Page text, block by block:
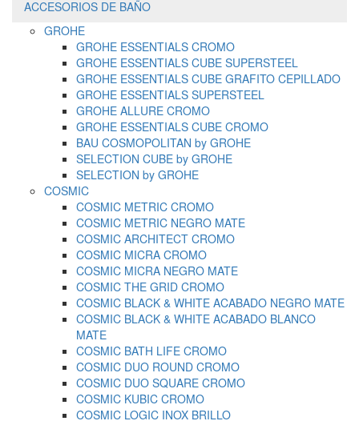
ACCESORIOS DE BAÑO
GROHE
GROHE ESSENTIALS CROMO
GROHE ESSENTIALS CUBE SUPERSTEEL
GROHE ESSENTIALS CUBE GRAFITO CEPILLADO
GROHE ESSENTIALS SUPERSTEEL
GROHE ALLURE CROMO
GROHE ESSENTIALS CUBE CROMO
BAU COSMOPOLITAN by GROHE
SELECTION CUBE by GROHE
SELECTION by GROHE
COSMIC
COSMIC METRIC CROMO
COSMIC METRIC NEGRO MATE
COSMIC ARCHITECT CROMO
COSMIC MICRA CROMO
COSMIC MICRA NEGRO MATE
COSMIC THE GRID CROMO
COSMIC BLACK & WHITE ACABADO NEGRO MATE
COSMIC BLACK & WHITE ACABADO BLANCO
MATE
COSMIC BATH LIFE CROMO
COSMIC DUO ROUND CROMO
COSMIC DUO SQUARE CROMO
COSMIC KUBIC CROMO
COSMIC LOGIC INOX BRILLO